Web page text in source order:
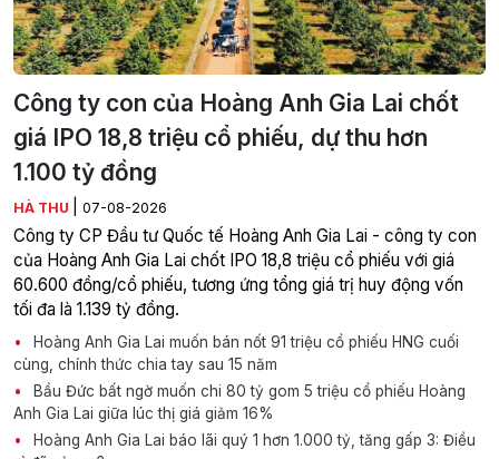
Công ty con của Hoàng Anh Gia Lai chốt
giá IPO 18,8 triệu cổ phiếu, dự thu hơn
1.100 tỷ đồng
HÀ THU 07-08-2026
Công ty CP Đầu tư Quốc tế Hoàng Anh Gia Lai - công ty con
của Hoàng Anh Gia Lai chốt IPO 18,8 triệu cổ phiếu với giá
60.600 đồng/cổ phiếu, tương ứng tổng giá trị huy động vốn
tối đa là 1.139 tỷ đồng.
Hoàng Anh Gia Lai muốn bán nốt 91 triệu cổ phiếu HNG cuối
cùng, chính thức chia tay sau 15 năm
Bầu Đức bất ngờ muốn chi 80 tỷ gom 5 triệu cổ phiếu Hoàng
Anh Gia Lai giữa lúc thị giá giảm 16%
Hoàng Anh Gia Lai báo lãi quý 1 hơn 1.000 tỷ, tăng gấp 3: Điều